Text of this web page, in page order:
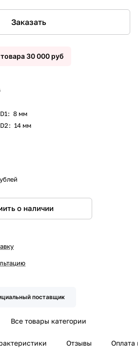
Заказать
30 000 руб
: 8 мм
: 14 мм
о наличии
поставщик
Все товары категории
Отзывы Оплата